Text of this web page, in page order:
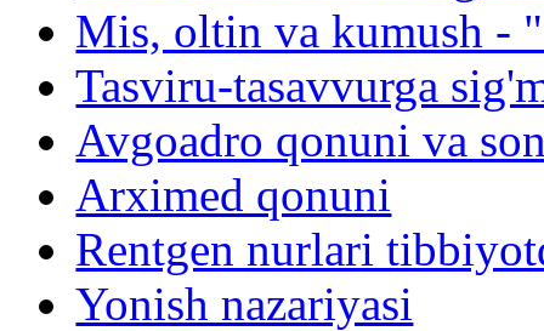
Mis, oltin va kumush -
Tasviru-tasavvurga
Avgoadro qonuni va
Arximed qonuni
Rentgen nurlari
Yonish nazariyasi